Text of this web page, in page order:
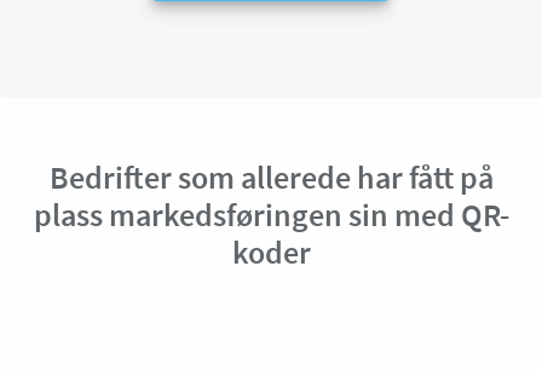
Bedrifter som allerede har fått på
plass markedsføringen sin med QR-
koder